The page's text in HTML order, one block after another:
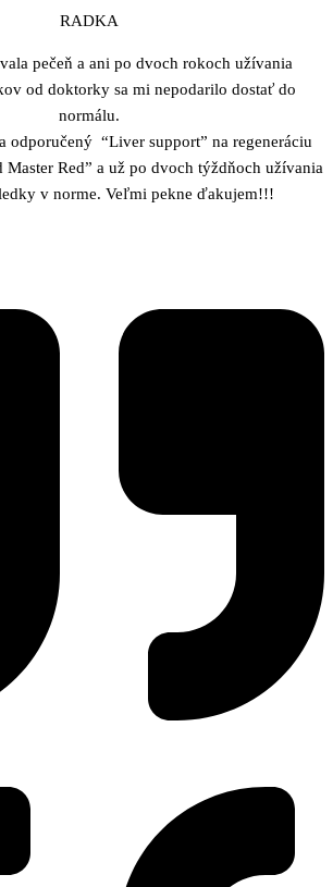
RADKA
pečeň a ani po dvoch rokoch užívania
od doktorky sa mi nepodarilo dostať do
normálu.
odporučený “Liver support” na regeneráciu
Master Red” a už po dvoch týždňoch užívania
v norme. Veľmi pekne ďakujem!!!